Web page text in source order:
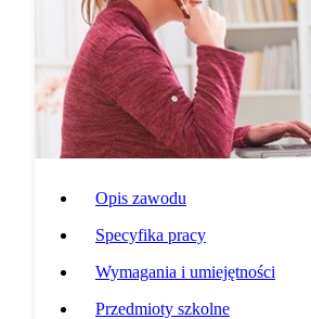
Opis zawodu
Specyfika pracy
Wymagania i umiejętności
Przedmioty szkolne